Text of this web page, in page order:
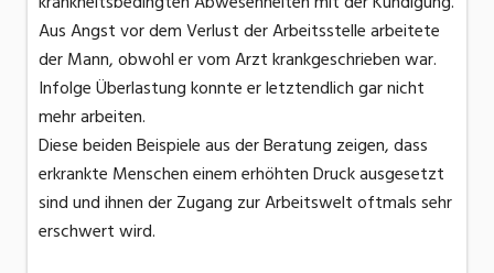
Aus Angst vor dem Verlust der Arbeitsstelle arbeitete
der Mann, obwohl er vom Arzt krankgeschrieben war.
Infolge Überlastung konnte er letztendlich gar nicht
mehr arbeiten.
Diese beiden Beispiele aus der Beratung zeigen, dass
erkrankte Menschen einem erhöhten Druck ausgesetzt
sind und ihnen der Zugang zur Arbeitswelt oftmals sehr
erschwert wird.